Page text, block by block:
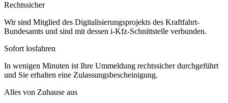
Rechtssicher
Wir sind Mitglied des Digitalisierungsprojekts des Kraftfahrt-
Bundesamts und sind mit dessen i-Kfz-Schnittstelle verbunden.
Sofort losfahren
In wenigen Minuten ist Ihre Ummeldung rechtssicher durchgeführt
und Sie erhalten eine Zulassungsbescheinigung.
Alles von Zuhause aus